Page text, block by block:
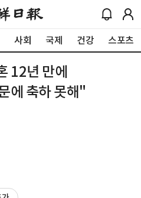
사회 국제 건강 스포츠
12년 만에
에 축하 못해"